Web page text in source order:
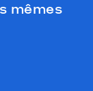
mêmes